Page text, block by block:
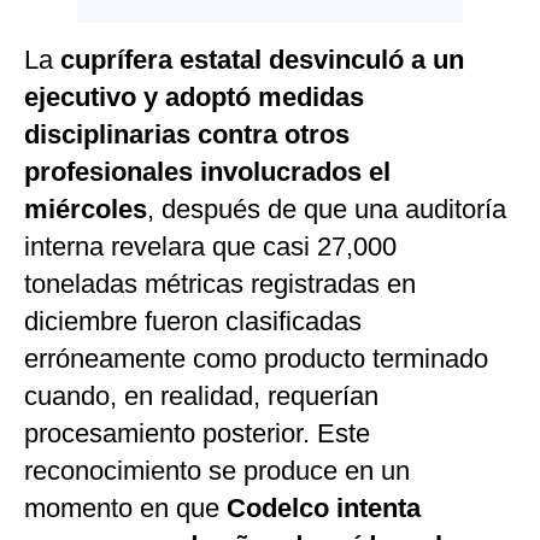
La cuprífera estatal desvinculó a un
ejecutivo y adoptó medidas
disciplinarias contra otros
profesionales involucrados el
miércoles, después de que una auditoría
interna revelara que casi 27,000
toneladas métricas registradas en
diciembre fueron clasificadas
erróneamente como producto terminado
cuando, en realidad, requerían
procesamiento posterior. Este
reconocimiento se produce en un
momento en que Codelco intenta